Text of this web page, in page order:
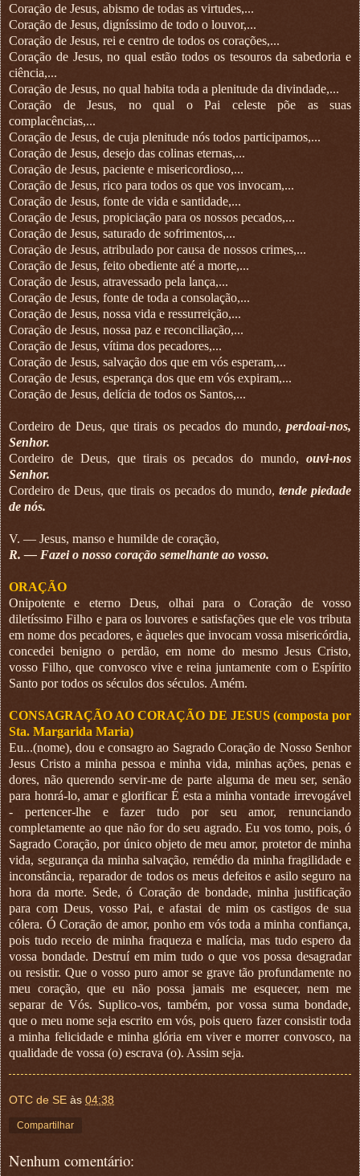
Coração de Jesus, abismo de todas as virtudes,...
Coração de Jesus, digníssimo de todo o louvor,...
Coração de Jesus, rei e centro de todos os corações,...
Coração de Jesus, no qual estão todos os tesouros da sabedoria e
ciência,...
Coração de Jesus, no qual habita toda a plenitude da divindade,...
Coração de Jesus, no qual o Pai celeste põe as suas
complacências,...
Coração de Jesus, de cuja plenitude nós todos participamos,...
Coração de Jesus, desejo das colinas eternas,...
Coração de Jesus, paciente e misericordioso,...
Coração de Jesus, rico para todos os que vos invocam,...
Coração de Jesus, fonte de vida e santidade,...
Coração de Jesus, propiciação para os nossos pecados,...
Coração de Jesus, saturado de sofrimentos,...
Coração de Jesus, atribulado por causa de nossos crimes,...
Coração de Jesus, feito obediente até a morte,...
Coração de Jesus, atravessado pela lança,...
Coração de Jesus, fonte de toda a consolação,...
Coração de Jesus, nossa vida e ressurreição,...
Coração de Jesus, nossa paz e reconciliação,...
Coração de Jesus, vítima dos pecadores,...
Coração de Jesus, salvação dos que em vós esperam,...
Coração de Jesus, esperança dos que em vós expiram,...
Coração de Jesus, delícia de todos os Santos,...
Cordeiro de Deus, que tirais os pecados do mundo, perdoai-nos,
Senhor.
Cordeiro de Deus, que tirais os pecados do mundo, ouvi-nos
Senhor.
Cordeiro de Deus, que tirais os pecados do mundo, tende piedade
de nós.
V. — Jesus, manso e humilde de coração,
R. — Fazei o nosso coração semelhante ao vosso.
ORAÇÃO
Onipotente e eterno Deus, olhai para o Coração de vosso
diletíssimo Filho e para os louvores e satisfações que ele vos tributa
em nome dos pecadores, e àqueles que invocam vossa misericórdia,
concedei benigno o perdão, em nome do mesmo Jesus Cristo,
vosso Filho, que convosco vive e reina juntamente com o Espírito
Santo por todos os séculos dos séculos. Amém.
CONSAGRAÇÃO AO CORAÇÃO DE JESUS (composta por
Sta. Margarida Maria)
Eu...(nome), dou e consagro ao Sagrado Coração de Nosso Senhor
Jesus Cristo a minha pessoa e minha vida, minhas ações, penas e
dores, não querendo servir-me de parte alguma de meu ser, senão
para honrá-lo, amar e glorificar É esta a minha vontade irrevogável
- pertencer-lhe e fazer tudo por seu amor, renunciando
completamente ao que não for do seu agrado. Eu vos tomo, pois, ó
Sagrado Coração, por único objeto de meu amor, protetor de minha
vida, segurança da minha salvação, remédio da minha fragilidade e
inconstância, reparador de todos os meus defeitos e asilo seguro na
hora da morte. Sede, ó Coração de bondade, minha justificação
para com Deus, vosso Pai, e afastai de mim os castigos de sua
cólera. Ó Coração de amor, ponho em vós toda a minha confiança,
pois tudo receio de minha fraqueza e malícia, mas tudo espero da
vossa bondade. Destruí em mim tudo o que vos possa desagradar
ou resistir. Que o vosso puro amor se grave tão profundamente no
meu coração, que eu não possa jamais me esquecer, nem me
separar de Vós. Suplico-vos, também, por vossa suma bondade,
que o meu nome seja escrito em vós, pois quero fazer consistir toda
a minha felicidade e minha glória em viver e morrer convosco, na
qualidade de vossa (o) escrava (o). Assim seja.
OTC de SE às 04:38
Compartilhar
Nenhum comentário: